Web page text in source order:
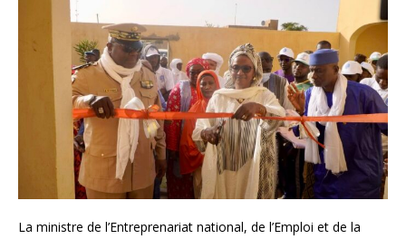
La ministre de l’Entreprenariat national, de l’Emploi et de la